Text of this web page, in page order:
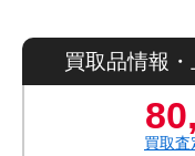
買取品情報
買取査